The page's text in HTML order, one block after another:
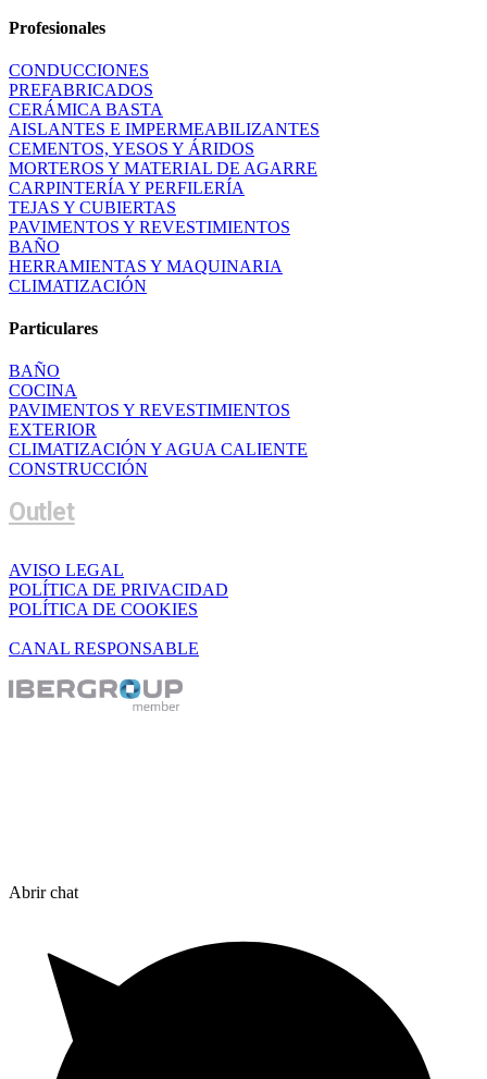
Profesionales
CONDUCCIONES
PREFABRICADOS
CERÁMICA BASTA
AISLANTES E IMPERMEABILIZANTES
CEMENTOS, YESOS Y ÁRIDOS
MORTEROS Y MATERIAL DE AGARRE
CARPINTERÍA Y PERFILERÍA
TEJAS Y CUBIERTAS
PAVIMENTOS Y REVESTIMIENTOS
BAÑO
HERRAMIENTAS Y MAQUINARIA
CLIMATIZACIÓN
Particulares
BAÑO
COCINA
PAVIMENTOS Y REVESTIMIENTOS
EXTERIOR
CLIMATIZACIÓN Y AGUA CALIENTE
CONSTRUCCIÓN
Outlet
AVISO LEGAL
POLÍTICA DE PRIVACIDAD
POLÍTICA DE COOKIES
CANAL RESPONSABLE
Abrir chat